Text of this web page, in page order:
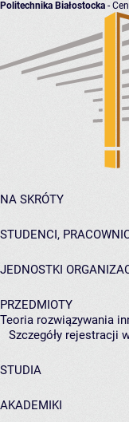
Politechnika Białostocka -
NA SKRÓTY
STUDENCI,
JEDNOSTKI
PRZEDMIOTY
Teoria rozwiązywania
Szczegóły rejestracji
STUDIA
AKADEMIKI